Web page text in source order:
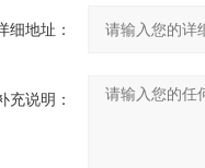
细地址：
充说明：